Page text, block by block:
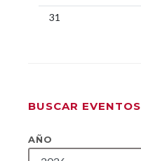
31
BUSCAR EVENTOS
AÑO